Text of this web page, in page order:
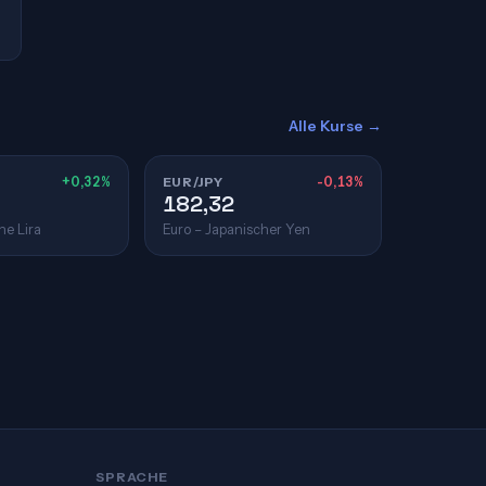
Alle Kurse →
+0,32%
Lira
EUR/JPY -0,13%
182,32
Euro – Japanischer Yen
SPRACHE